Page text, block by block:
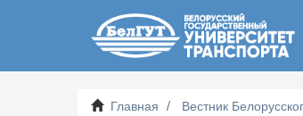
Главная Вестник